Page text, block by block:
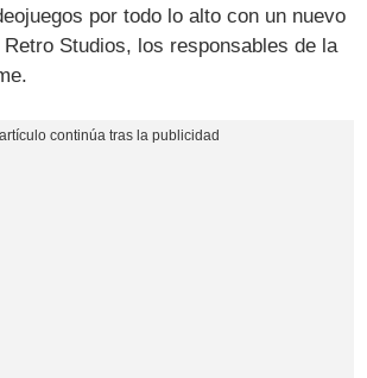
por todo lo alto con un nuevo
Studios, los responsables de la